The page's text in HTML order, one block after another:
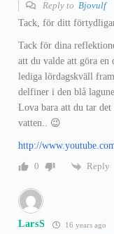
Reply to Bjovulf
Tack, för ditt
Tack för dina
att du valde att göra en
lediga lördagskväll
delfiner i den blå
Lova bara att du tar
vatten.. 😉
http://
0
Reply
LarsS 16 years ago